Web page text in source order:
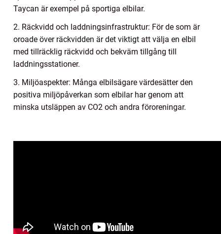
Taycan är exempel på sportiga elbilar.
2. Räckvidd och laddningsinfrastruktur: För de som är
oroade över räckvidden är det viktigt att välja en elbil
med tillräcklig räckvidd och bekväm tillgång till
laddningsstationer.
3. Miljöaspekter: Många elbilsägare värdesätter den
positiva miljöpåverkan som elbilar har genom att
minska utsläppen av CO2 och andra föroreningar.